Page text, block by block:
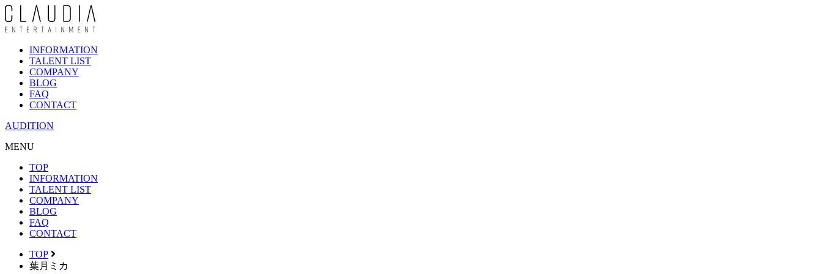
INFORMATION
TALENT LIST
COMPANY
BLOG
FAQ
CONTACT
AUDITION
MENU
TOP
INFORMATION
TALENT LIST
COMPANY
BLOG
FAQ
CONTACT
TOP
葉月ミカ